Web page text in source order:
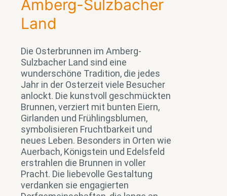
Amberg-Sulzbacher
Land
Die Osterbrunnen im Amberg-
Sulzbacher Land sind eine
wunderschöne Tradition, die jedes
Jahr in der Osterzeit viele Besucher
anlockt. Die kunstvoll geschmückten
Brunnen, verziert mit bunten Eiern,
Girlanden und Frühlingsblumen,
symbolisieren Fruchtbarkeit und
neues Leben. Besonders in Orten wie
Auerbach, Königstein und Edelsfeld
erstrahlen die Brunnen in voller
Pracht. Die liebevolle Gestaltung
verdanken sie engagierten